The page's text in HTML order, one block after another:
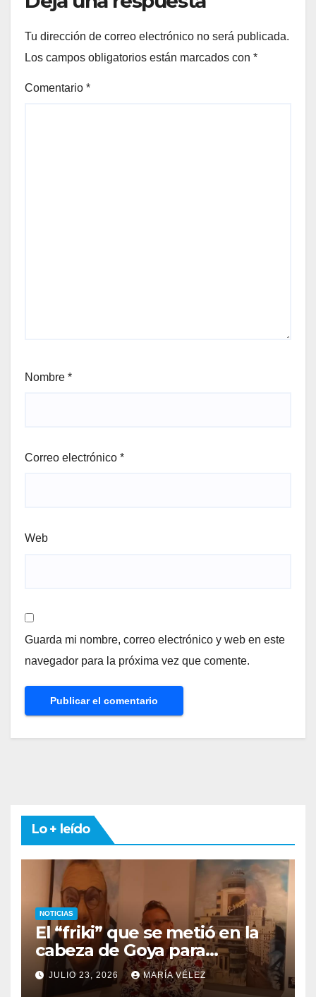
Tu dirección de correo electrónico no será publicada.
Los campos obligatorios están marcados con *
Comentario *
Nombre *
Correo electrónico *
Web
Guarda mi nombre, correo electrónico y web en este
navegador para la próxima vez que comente.
Lo + leído
NOTICIAS
El “friki” que se metió en la
cabeza de Goya para
descubrir qué esconden sus
monstruos
JULIO 23, 2026 MARÍA VÉLEZ